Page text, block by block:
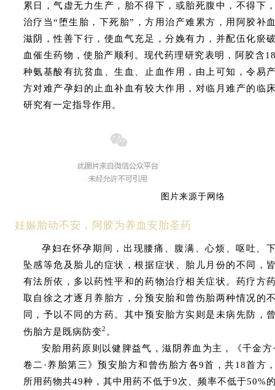
累日，气虚无力生产，胎不得下，或胎死腹中，不得下
治疗当“堕生胎，下死胎”，方用治产难累方，用阿胶补
滋阴，性善下行，使血气充足，分娩有力，并配伍化瘀
血催生药物，使胎产顺利。现代药理研究表明，阿胶含
种氨基酸有抗贫血、生血、止血作用，由上可知，令易
方对难产孕妇的止血补血有较大作用，对临月难产的临
研究有一定指导作用。
图片来源于网络
妊娠胎动不安，阿胶为养血安胎圣药
孕妇在怀孕期间，出现腰痛、腹满、心烦、呕吐、
坠感等危及胎儿的症状，根据症状、胎儿月份的不同，
有法所依，多以药性平和的药物治疗相关症状。药疗方
取自徐之才逐月养胎方，分预安胎和曾伤胎两种情况的
同，予以不同的方药。其中预安胎方实则是未病先防，
伤胎方是既病防变2 。
安胎用药原则以健脾益气，滋阴养血为主，《千金方
卷二·养胎第三》预安胎方和曾伤胎方各9首，共18首方
所用药物共49种，其中用药不低于9次、频率不低于50%